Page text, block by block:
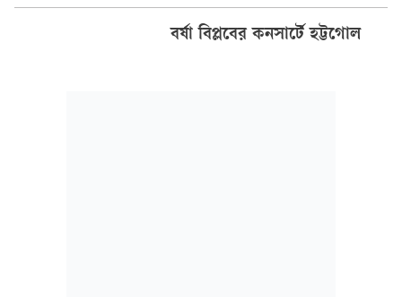
বর্ষা বিপ্লবের কনসার্টে হট্টগোল